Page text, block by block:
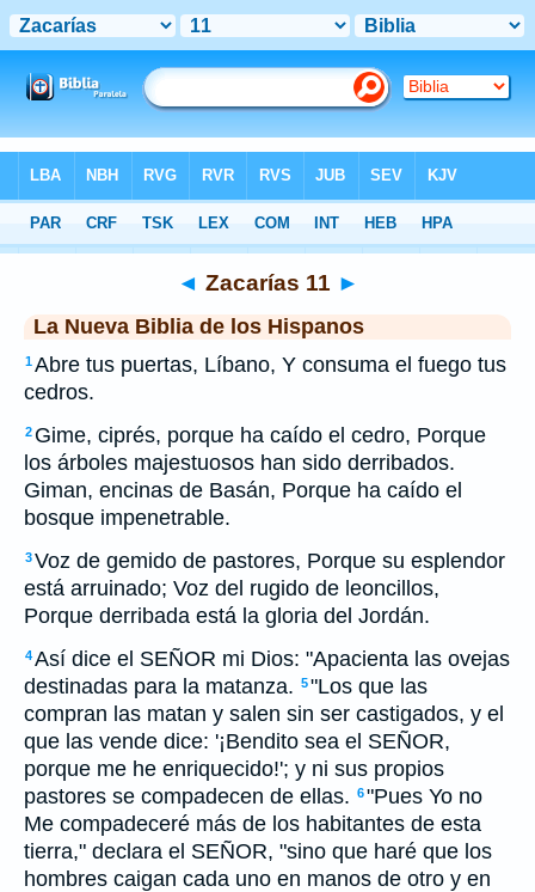
>NBLH > Zacarías 11
◄ Zacarías 11 ►
La Nueva Biblia de los Hispanos
1Abre tus puertas, Líbano, Y consuma el fuego tus
cedros.
2 Gime, ciprés, porque ha caído el cedro, Porque
los árboles majestuosos han sido derribados.
Giman, encinas de Basán, Porque ha caído el
bosque impenetrable.
3Voz de gemido de pastores, Porque su esplendor
está arruinado; Voz del rugido de leoncillos,
Porque derribada está la gloria del Jordán.
4Así dice el SEÑOR mi Dios: "Apacienta las ovejas
destinadas para la matanza. 5"Los que las
compran las matan y salen sin ser castigados, y el
que las vende dice: '¡Bendito sea el SEÑOR,
porque me he enriquecido!'; y ni sus propios
pastores se compadecen de ellas. 6"Pues Yo no
Me compadeceré más de los habitantes de esta
tierra," declara el SEÑOR, "sino que haré que los
hombres caigan cada uno en manos de otro y en